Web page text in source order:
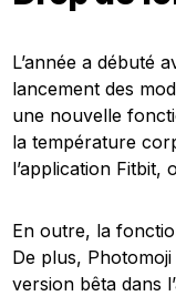
L’année a débuté
lancement des
une nouvelle
la température
l’application Fitbit,
En outre, la
De plus,
version bêta dans